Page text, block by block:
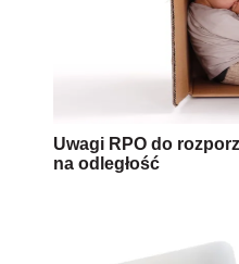
Uwagi RPO do
na odległość